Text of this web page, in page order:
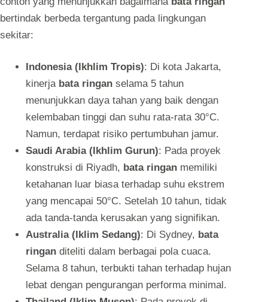
bertindak berbeda tergantung pada lingkungan
sekitar:
Indonesia (Ikhlim Tropis): Di kota Jakarta,
kinerja bata ringanselama 5 tahun
menunjukkan daya tahan yang baik dengan
kelembaban tinggi dan suhu rata-rata 30°C.
Namun, terdapat risiko pertumbuhan jamur.
Saudi Arabia (Ikhlim Gurun): Pada proyek
konstruksi di Riyadh, bata ringanmemiliki
ketahanan luar biasa terhadap suhu ekstrem
yang mencapai 50°C. Setelah 10 tahun, tidak
ada tanda-tanda kerusakan yang signifikan.
Australia (Iklim Sedang): Di Sydney, bata
ringanditeliti dalam berbagai pola cuaca.
Selama 8 tahun, terbukti tahan terhadap hujan
lebat dengan pengurangan performa minimal.